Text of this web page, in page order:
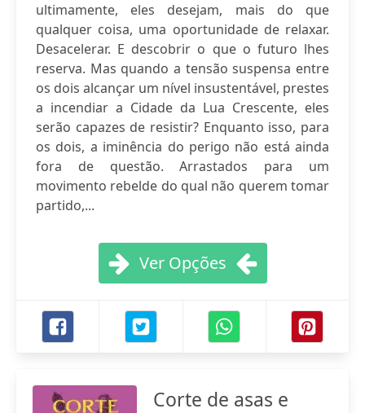
ultimamente, eles desejam, mais do que
qualquer coisa, uma oportunidade de relaxar.
Desacelerar. E descobrir o que o futuro lhes
reserva. Mas quando a tensão suspensa entre
os dois alcançar um nível insustentável, prestes
a incendiar a Cidade da Lua Crescente, eles
serão capazes de resistir? Enquanto isso, para
os dois, a iminência do perigo não está ainda
fora de questão. Arrastados para um
movimento rebelde do qual não querem tomar
partido,...
Ver Opções
Corte de asas e